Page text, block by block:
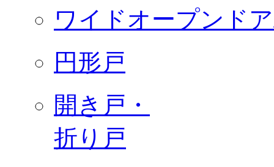
ワイドオープンド
円形戸
開き戸・
折り戸